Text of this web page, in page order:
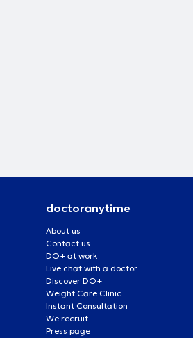
doctoranytime
About us
Contact us
DO+ at work
Live chat with a doctor
Discover DO+
Weight Care Clinic
Instant Consultation
We recruit
Press page